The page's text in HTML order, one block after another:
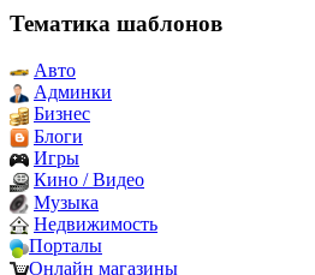
Тематика шаблонов
Авто
Админки
Бизнес
Блоги
Игры
Кино / Видео
Музыка
Недвижимость
Порталы
Онлайн магазины